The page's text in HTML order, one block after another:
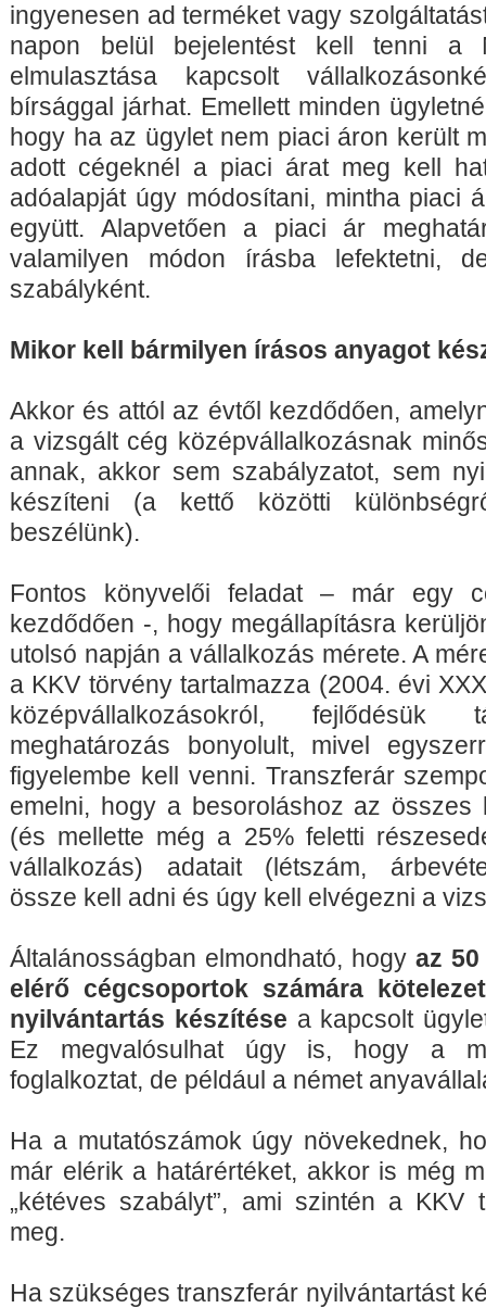
ingyenesen ad terméket vagy
napon belül bejelentést kell tenni a
elmulasztása kapcsolt
bírsággal járhat. Emellett minden
hogy ha az ügylet nem piaci áron került
adott cégeknél a piaci árat meg kell
adóalapját úgy módosítani, mintha piaci
együtt. Alapvetően a piaci ár
valamilyen módon írásba lefektetni,
szabályként.
Mikor kell bármilyen írásos anyagot
Akkor és attól az évtől kezdődően,
a vizsgált cég középvállalkozásnak
annak, akkor sem szabályzatot, sem
készíteni (a kettő közötti
beszélünk).
Fontos könyvelői feladat – már egy
kezdődően -, hogy megállapításra
utolsó napján a vállalkozás mérete. A
a KKV törvény tartalmazza (2004. évi
középvállalkozásokról, fejlődésük
meghatározás bonyolult, mivel
figyelembe kell venni. Transzferár
emelni, hogy a besoroláshoz az összes
(és mellette még a 25% feletti
vállalkozás) adatait (létszám,
össze kell adni és úgy kell elvégezni a
Általánosságban elmondható, hogy az
elérő cégcsoportok számára
nyilvántartás készítése a kapcsolt
Ez megvalósulhat úgy is, hogy a
foglalkoztat, de például a német
Ha a mutatószámok úgy növekednek,
már elérik a határértéket, akkor is még
„kétéves szabályt”, ami szintén a KKV
meg.
Ha szükséges transzferár nyilvántartást